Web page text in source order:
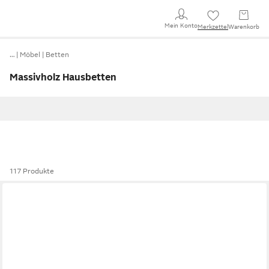
Mein KontoMerkzettel Warenkorb
… Möbel Betten
Massivholz Hausbetten
117 Produkte